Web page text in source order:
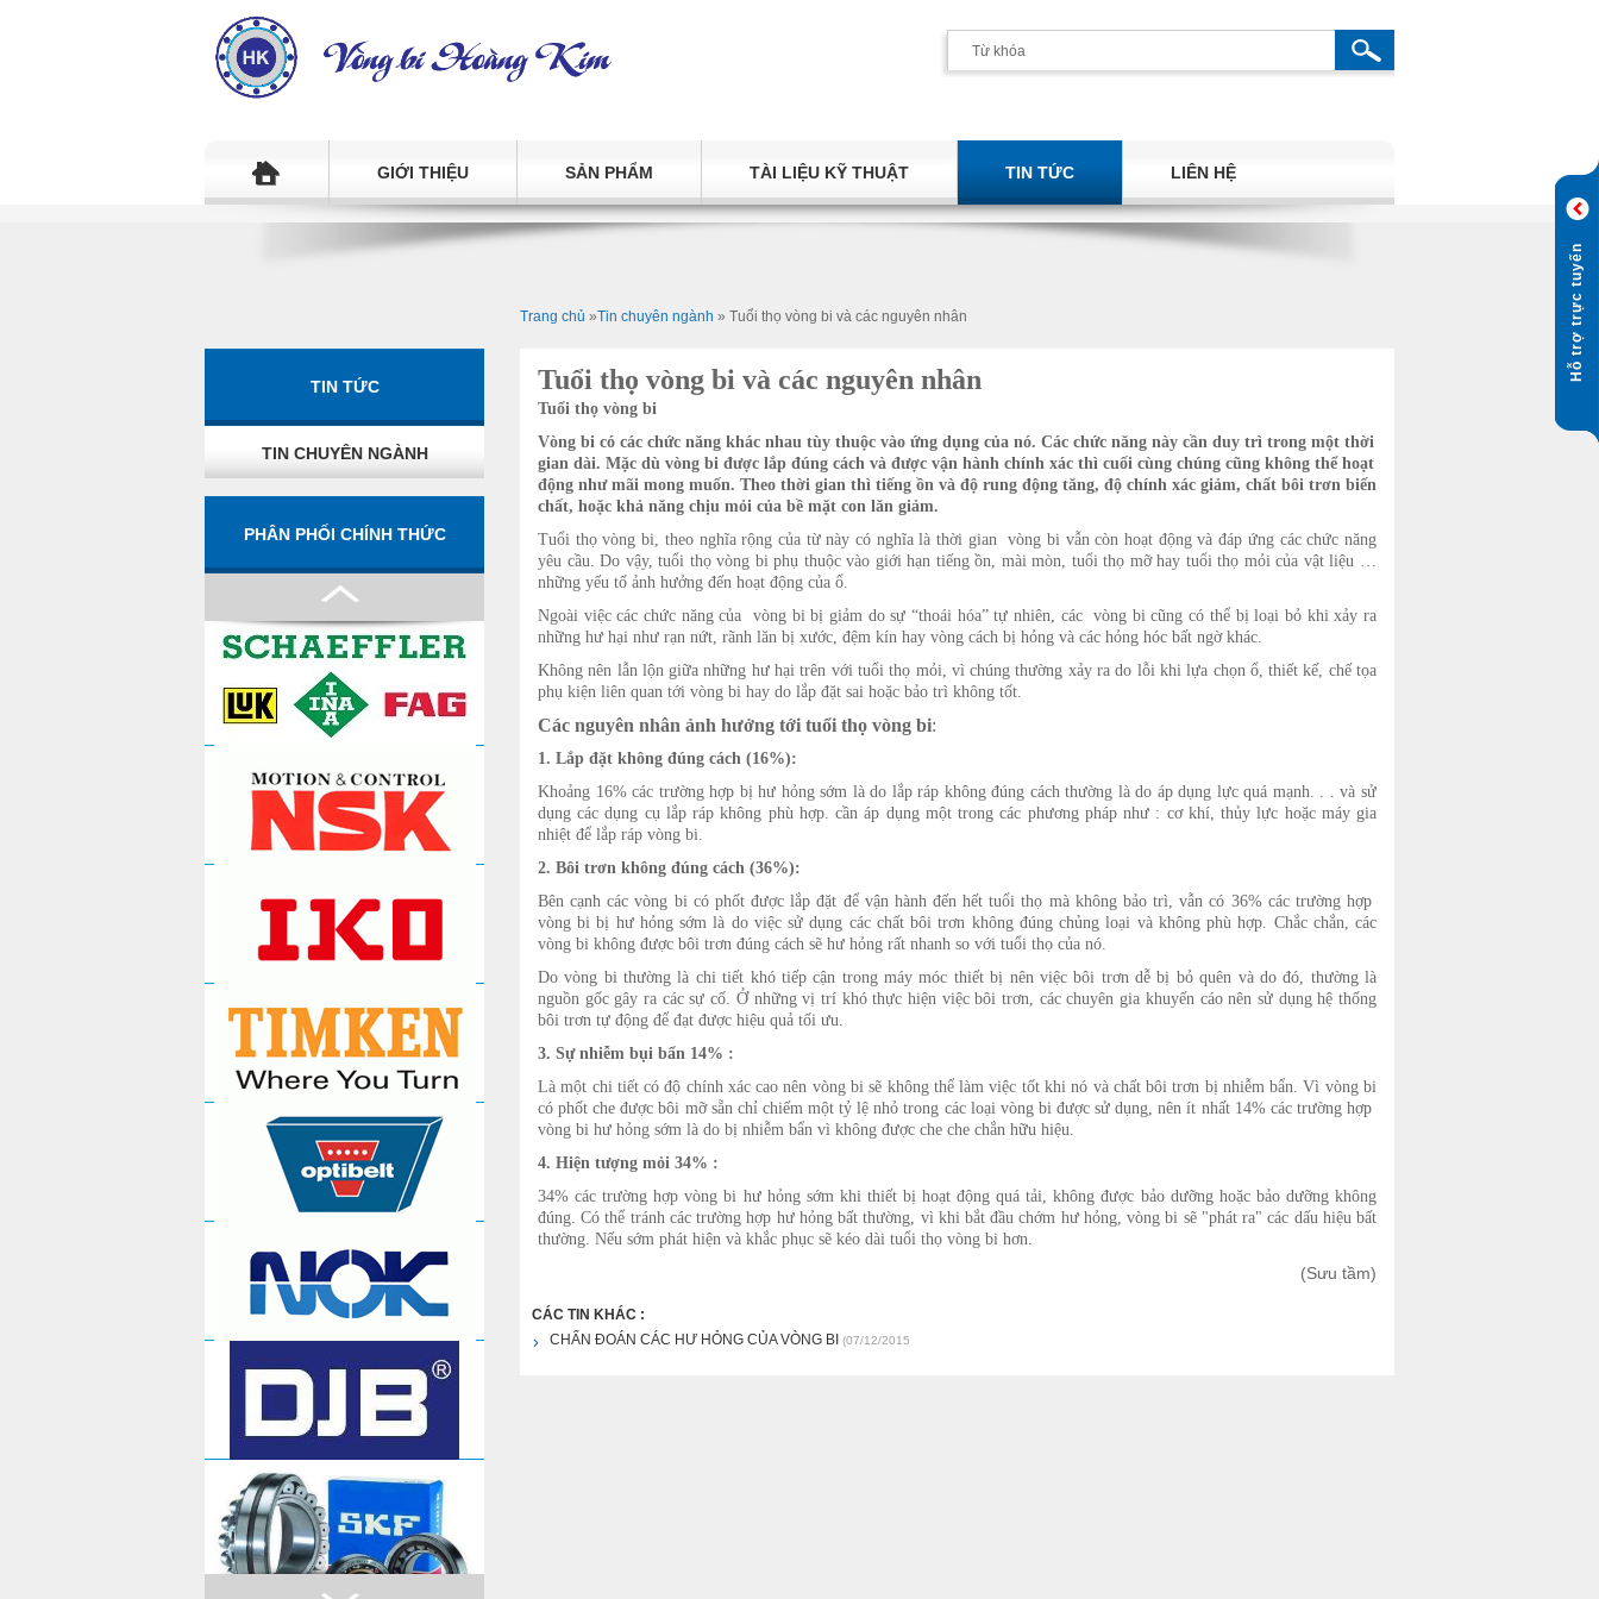
GIỚI THIỆU SẢN PHẨM TÀI LIỆU KỸ THUẬT TIN TỨC LIÊN HỆ
Trang chủ »Tin chuyên ngành » Tuổi thọ vòng bi và các nguyên nhân
TIN TỨC
TIN CHUYÊN NGÀNH
PHÂN PHỐI CHÍNH THỨC
Tuổi thọ vòng bi và các nguyên nhân
Tuổi thọ vòng bi
Vòng bi có các chức năng khác nhau tùy thuộc vào ứng dụng của nó. Các chức năng này cần duy trì trong một thời
gian dài. Mặc dù vòng bi được lắp đúng cách và được vận hành chính xác thì cuối cùng chúng cũng không thể hoạt
động như mãi mong muốn. Theo thời gian thì tiếng ồn và độ rung động tăng, độ chính xác giảm, chất bôi trơn biến
chất, hoặc khả năng chịu mỏi của bề mặt con lăn giảm.
Tuổi thọ vòng bi, theo nghĩa rộng của từ này có nghĩa là thời gian vòng bi vẫn còn hoạt động và đáp ứng các chức năng
yêu cầu. Do vậy, tuổi thọ vòng bi phụ thuộc vào giới hạn tiếng ồn, mài mòn, tuổi thọ mỡ hay tuổi thọ mỏi của vật liệu …
những yếu tố ảnh hưởng đến hoạt động của ổ.
Ngoài việc các chức năng của vòng bi bị giảm do sự “thoái hóa” tự nhiên, các vòng bi cũng có thể bị loại bỏ khi xảy ra
những hư hại như rạn nứt, rãnh lăn bị xước, đệm kín hay vòng cách bị hỏng và các hỏng hóc bất ngờ khác.
Không nên lẫn lộn giữa những hư hại trên với tuổi thọ mỏi, vì chúng thường xảy ra do lỗi khi lựa chọn ổ, thiết kế, chế tọa
phụ kiện liên quan tới vòng bi hay do lắp đặt sai hoặc bảo trì không tốt.
Các nguyên nhân ảnh hưởng tới tuổi thọ vòng bi:
1. Lắp đặt không đúng cách (16%):
Khoảng 16% các trường hợp bị hư hỏng sớm là do lắp ráp không đúng cách thường là do áp dụng lực quá mạnh. . . và sử
dụng các dụng cụ lắp ráp không phù hợp. cần áp dụng một trong các phương pháp như : cơ khí, thủy lực hoặc máy gia
nhiệt để lắp ráp vòng bi.
2. Bôi trơn không đúng cách (36%):
Bên cạnh các vòng bi có phốt được lắp đặt để vận hành đến hết tuổi thọ mà không bảo trì, vẫn có 36% các trường hợp
vòng bi bị hư hỏng sớm là do việc sử dụng các chất bôi trơn không đúng chủng loại và không phù hợp. Chắc chắn, các
vòng bi không được bôi trơn đúng cách sẽ hư hỏng rất nhanh so với tuổi thọ của nó.
Do vòng bi thường là chi tiết khó tiếp cận trong máy móc thiết bị nên việc bôi trơn dễ bị bỏ quên và do đó, thường là
nguồn gốc gây ra các sự cố. Ở những vị trí khó thực hiện việc bôi trơn, các chuyên gia khuyến cáo nên sử dụng hệ thống
bôi trơn tự động để đạt được hiệu quả tối ưu.
3. Sự nhiễm bụi bẩn 14% :
Là một chi tiết có độ chính xác cao nên vòng bi sẽ không thể làm việc tốt khi nó và chất bôi trơn bị nhiễm bẩn. Vì vòng bi
có phốt che được bôi mỡ sẵn chỉ chiếm một tỷ lệ nhỏ trong các loại vòng bi được sử dụng, nên ít nhất 14% các trường hợp
vòng bi hư hỏng sớm là do bị nhiễm bẩn vì không được che che chắn hữu hiệu.
4. Hiện tượng mỏi 34% :
34% các trường hợp vòng bi hư hỏng sớm khi thiết bị hoạt động quá tải, không được bảo dưỡng hoặc bảo dưỡng không
đúng. Có thể tránh các trường hợp hư hỏng bất thường, vì khi bắt đầu chớm hư hỏng, vòng bi sẽ "phát ra" các dấu hiệu bất
thường. Nếu sớm phát hiện và khắc phục sẽ kéo dài tuổi thọ vòng bi hơn.
(Sưu tầm)
CÁC TIN KHÁC :
CHẨN ĐOÁN CÁC HƯ HỎNG CỦA VÒNG BI (07/12/2015
Hỗ trợ trực tuyến